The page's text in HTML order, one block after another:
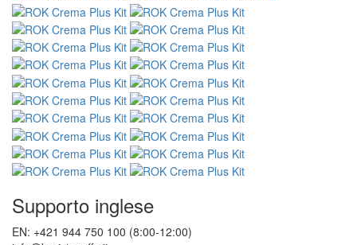
Supporto inglese
EN: +421 944 750 100 (8:00-12:00)